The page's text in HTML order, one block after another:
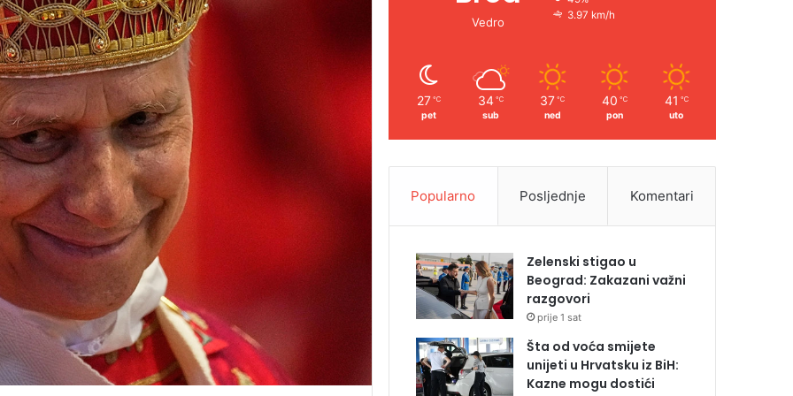
Vedro
3.97 km/h
27 ℃
pet
34 ℃
sub
37 ℃
ned
40 ℃
pon
41 ℃
uto
Popularno Posljednje Komentari
Zelenski stigao u
Beograd: Zakazani važni
razgovori
prije 1 sat
Šta od voća smijete
unijeti u Hrvatsku iz BiH:
Kazne mogu dostići